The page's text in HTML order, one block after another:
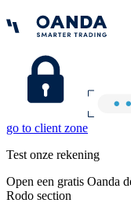
go to client zone
Test onze rekening
Open een gratis Oanda
Rodo section